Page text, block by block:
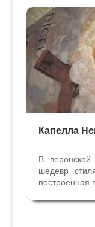
Капелла
В
шедевр
построенная
13/10/2008
году,